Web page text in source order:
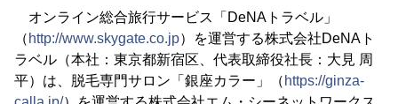
オンライン総合旅行サービス「DeNAトラベル」
（ http://www.skygate.co.jp）を運営する株式会社DeNAト
ラベル（本社：東京都新宿区、代表取締役社長：大見 周
平）は、脱毛専門サロン「銀座カラー」（ https://ginza-